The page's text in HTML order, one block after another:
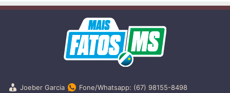
Joeber Garcia
Fone/Whatsapp: (67) 98155-8498